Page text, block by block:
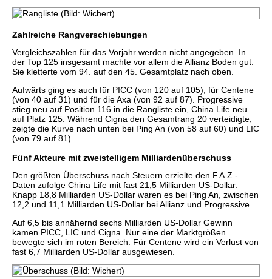
Zahlreiche Rangverschiebungen
Vergleichszahlen für das Vorjahr werden nicht angegeben. In
der Top 125 insgesamt machte vor allem die Allianz Boden gut:
Sie kletterte vom 94. auf den 45. Gesamtplatz nach oben.
Aufwärts ging es auch für PICC (von 120 auf 105), für Centene
(von 40 auf 31) und für die Axa (von 92 auf 87). Progressive
stieg neu auf Position 116 in die Rangliste ein, China Life neu
auf Platz 125. Während Cigna den Gesamtrang 20 verteidigte,
zeigte die Kurve nach unten bei Ping An (von 58 auf 60) und LIC
(von 79 auf 81).
Fünf Akteure mit zweistelligem Milliardenüberschuss
Den größten Überschuss nach Steuern erzielte den F.A.Z.-
Daten zufolge China Life mit fast 21,5 Milliarden US-Dollar.
Knapp 18,8 Milliarden US-Dollar waren es bei Ping An, zwischen
12,2 und 11,1 Milliarden US-Dollar bei Allianz und Progressive.
Auf 6,5 bis annähernd sechs Milliarden US-Dollar Gewinn
kamen PICC, LIC und Cigna. Nur eine der Marktgrößen
bewegte sich im roten Bereich. Für Centene wird ein Verlust von
fast 6,7 Milliarden US-Dollar ausgewiesen.